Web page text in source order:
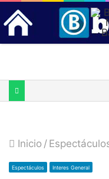
Inicio /
Espectáculos Interes General